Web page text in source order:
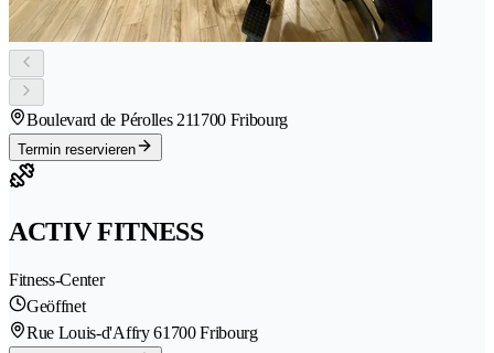
Boulevard de Pérolles 211700 Fribourg
Termin reservieren
ACTIV FITNESS
Fitness-Center
Geöffnet
Rue Louis-d'Affry 61700 Fribourg